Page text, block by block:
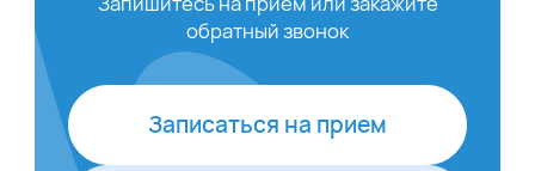
обратный звонок
Записаться на прием